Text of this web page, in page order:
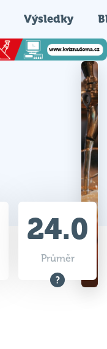
Výsledky
24.0
Průměr